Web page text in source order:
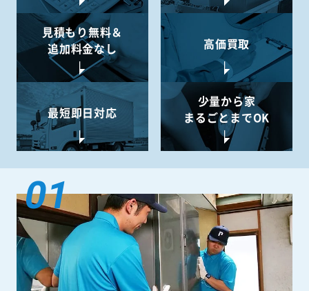
見積もり無料＆
追加料金なし
高価買取
最短即日対応
少量から家
まるごとまでOK